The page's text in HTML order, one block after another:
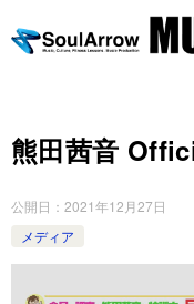
熊田茜音
公開日： 2021年12月27日
メディア